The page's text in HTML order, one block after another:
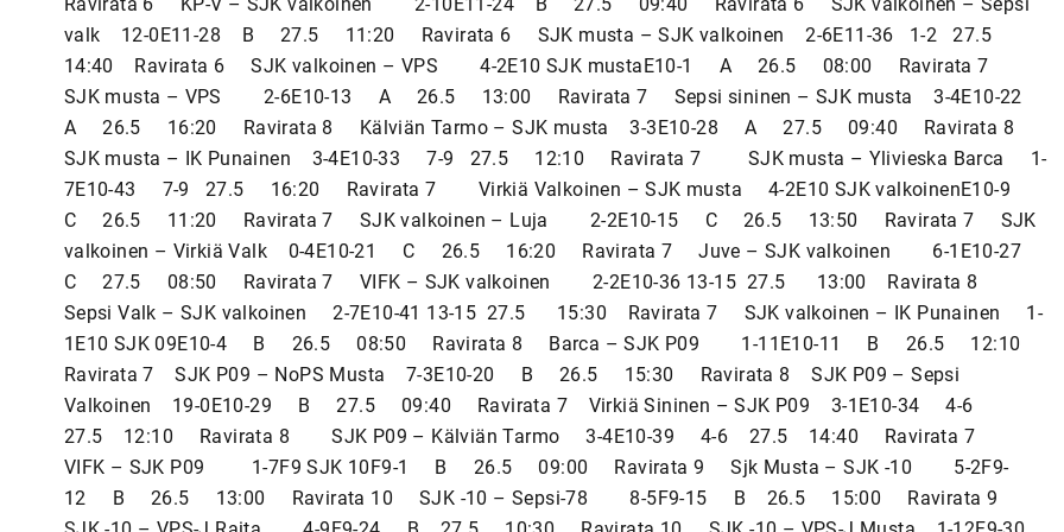
valk 12-0E11-28 B 27.5 11:20 Ravirata 6 SJK musta – SJK valkoinen 2-6E11-36 1-2 27.5
14:40 Ravirata 6 SJK valkoinen – VPS 4-2E10 SJK mustaE10-1 A 26.5 08:00 Ravirata 7
SJK musta – VPS 2-6E10-13 A 26.5 13:00 Ravirata 7 Sepsi sininen – SJK musta 3-4E10-22
A 26.5 16:20 Ravirata 8 Kälviän Tarmo – SJK musta 3-3E10-28 A 27.5 09:40 Ravirata 8
SJK musta – IK Punainen 3-4E10-33 7-9 27.5 12:10 Ravirata 7 SJK musta – Ylivieska Barca 1-
7E10-43 7-9 27.5 16:20 Ravirata 7 Virkiä Valkoinen – SJK musta 4-2E10 SJK valkoinenE10-9
C 26.5 11:20 Ravirata 7 SJK valkoinen – Luja 2-2E10-15 C 26.5 13:50 Ravirata 7 SJK
valkoinen – Virkiä Valk 0-4E10-21 C 26.5 16:20 Ravirata 7 Juve – SJK valkoinen 6-1E10-27
C 27.5 08:50 Ravirata 7 VIFK – SJK valkoinen 2-2E10-36 13-15 27.5 13:00 Ravirata 8
Sepsi Valk – SJK valkoinen 2-7E10-41 13-15 27.5 15:30 Ravirata 7 SJK valkoinen – IK Punainen 1-
1E10 SJK 09E10-4 B 26.5 08:50 Ravirata 8 Barca – SJK P09 1-11E10-11 B 26.5 12:10
Ravirata 7 SJK P09 – NoPS Musta 7-3E10-20 B 26.5 15:30 Ravirata 8 SJK P09 – Sepsi
Valkoinen 19-0E10-29 B 27.5 09:40 Ravirata 7 Virkiä Sininen – SJK P09 3-1E10-34 4-6
27.5 12:10 Ravirata 8 SJK P09 – Kälviän Tarmo 3-4E10-39 4-6 27.5 14:40 Ravirata 7
VIFK – SJK P09 1-7F9 SJK 10F9-1 B 26.5 09:00 Ravirata 9 Sjk Musta – SJK -10 5-2F9-
12 B 26.5 13:00 Ravirata 10 SJK -10 – Sepsi-78 8-5F9-15 B 26.5 15:00 Ravirata 9